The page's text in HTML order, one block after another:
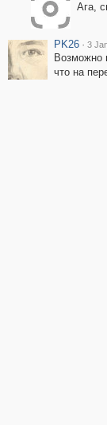
Ага,
PK26 · 3
Возможно
что на